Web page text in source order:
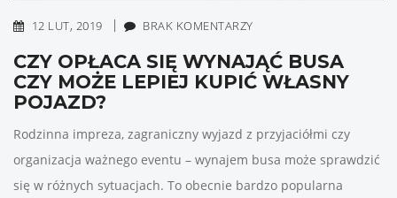
12 LUT, 2019 BRAK KOMENTARZY
CZY OPŁACA SIĘ WYNAJĄĆ BUSA
CZY MOŻE LEPIEJ KUPIĆ WŁASNY
POJAZD?
Rodzinna impreza, zagraniczny wyjazd z przyjaciółmi czy
organizacja ważnego eventu – wynajem busa może sprawdzić
się w różnych sytuacjach. To obecnie bardzo popularna